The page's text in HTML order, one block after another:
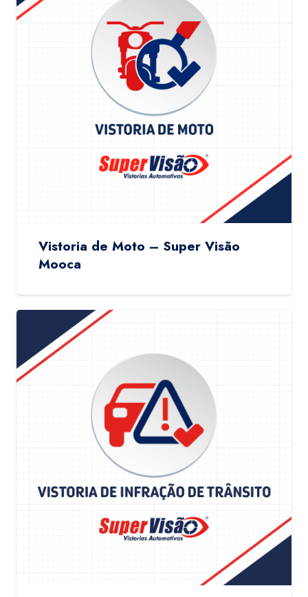
Vistoria de Moto – Super Visão
Mooca